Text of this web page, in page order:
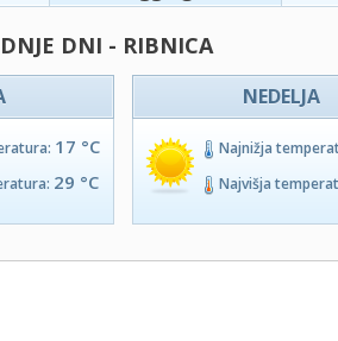
DNI - RIBNICA
17 °C
29 °C
NEDELJA
Najnižja
Najvišja